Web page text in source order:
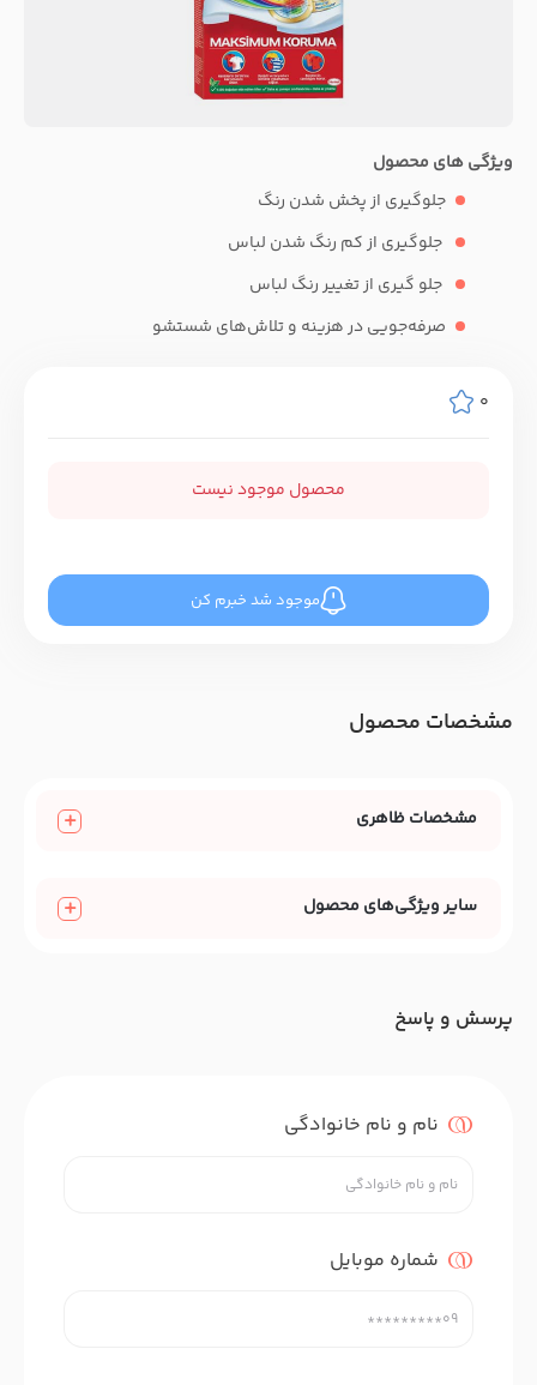
ویژگی های محصول
جلوگیری از پخش شدن رنگ
جلوگیری از کم رنگ شدن لباس
جلو گیری از تغییر رنگ لباس
صرفه‌جویی در هزینه و تلاش‌های شستشو
0
محصول موجود نیست
موجود شد خبرم کن
مشخصات محصول
مشخصات ظاهری
سایر ویژگی‌های محصول
پرسش و پاسخ
نام و نام خانوادگی
شماره موبایل